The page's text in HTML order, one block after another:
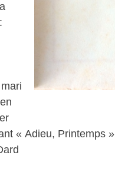
« Adieu, Printemps »